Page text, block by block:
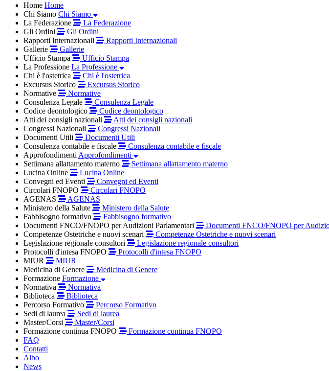
Home Home
Chi Siamo Chi Siamo
La Federazione
La Federazione
Gli Ordini
Gli Ordini
Rapporti Internazionali
Rapporti Internazionali
Gallerie
Gallerie
Ufficio Stampa
Ufficio Stampa
La Professione La Professione
Chi è l'ostetrica
Chi è l'ostetrica
Excursus Storico
Excursus Storico
Normative
Normative
Consulenza Legale
Consulenza Legale
Codice deontologico
Codice deontologico
Atti dei consigli nazionali
Atti dei consigli nazionali
Congressi Nazionali
Congressi Nazionali
Documenti Utili
Documenti Utili
Consulenza contabile e fiscale
Consulenza contabile e fiscale
Approfondimenti Approfondimenti
Settimana allattamento materno
Settimana allattamento materno
Lucina Online
Lucina Online
Convegni ed Eventi
Convegni ed Eventi
Circolari FNOPO
Circolari FNOPO
AGENAS
AGENAS
Ministero della Salute
Ministero della Salute
Fabbisogno formativo
Fabbisogno formativo
Documenti FNCO/FNOPO per Audizioni Parlamentari
Documenti FNCO/FNOPO per
Competenze Ostetriche e nuovi scenari
Competenze Ostetriche e nuovi scenari
Legislazione regionale consultori
Legislazione regionale consultori
Protocolli d'intesa FNOPO
Protocolli d'intesa FNOPO
MIUR
MIUR
Medicina di Genere
Medicina di Genere
Formazione Formazione
Normativa
Normativa
Biblioteca
Biblioteca
Percorso Formativo
Percorso Formativo
Sedi di laurea
Sedi di laurea
Master/Corsi
Master/Corsi
Formazione continua FNOPO
Formazione continua FNOPO
FAQ
Contatti
Albo
News